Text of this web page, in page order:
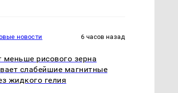
новости 6 часов назад
меньше рисового зерна
слабейшие магнитные
жидкого гелия